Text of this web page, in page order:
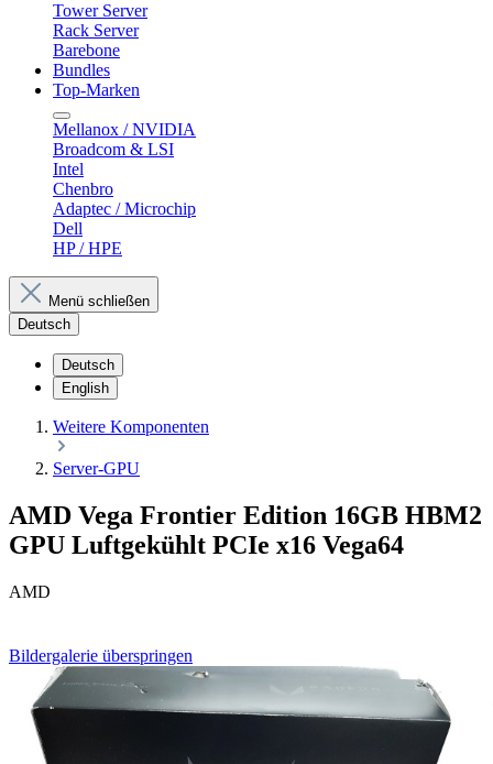
Tower Server
Rack Server
Barebone
Bundles
Top-Marken
Mellanox / NVIDIA
Broadcom & LSI
Intel
Chenbro
Adaptec / Microchip
Dell
HP / HPE
Menü schließen
Deutsch
Deutsch
English
Weitere Komponenten
Server-GPU
AMD Vega Frontier Edition 16GB HBM2
GPU Luftgekühlt PCIe x16 Vega64
AMD
Bildergalerie überspringen